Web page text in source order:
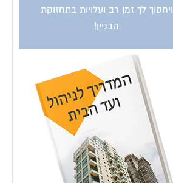
ויחסוך לך זמן רב ועלויות בתחזוקת
הבניין!